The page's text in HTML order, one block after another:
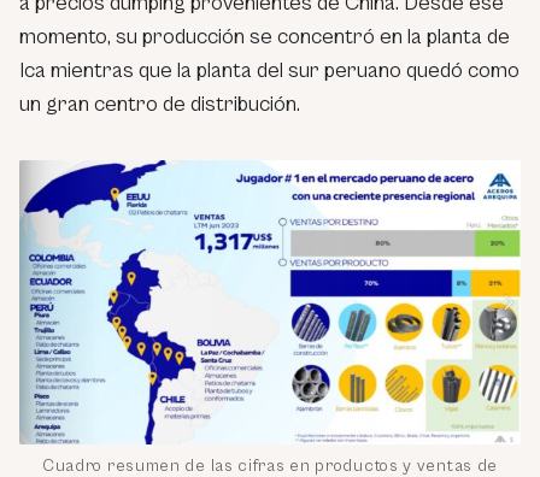
momento, su producción se concentró en la planta de
Ica mientras que la planta del sur peruano quedó como
un gran centro de distribución.
Cuadro resumen de las cifras en productos y ventas de